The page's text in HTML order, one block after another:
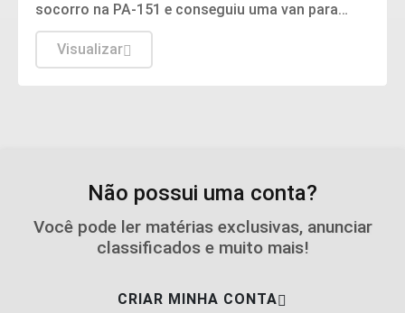
socorro na PA-151 e conseguiu uma van para
levar a mãe até o hospital de Breu Branco, mas ela
não resistiu
Visualizar
Não possui uma conta?
Você pode ler matérias exclusivas, anunciar
classificados e muito mais!
CRIAR MINHA CONTA